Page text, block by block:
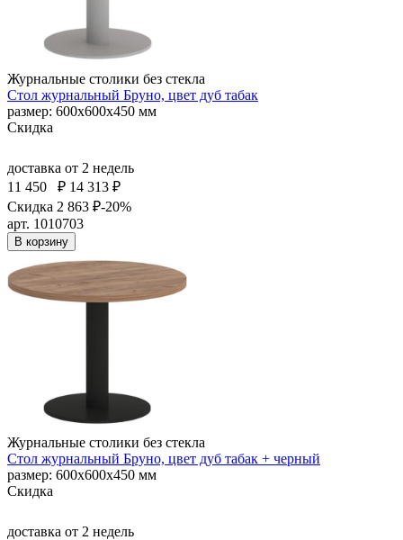
Журнальные столики без стекла
Стол журнальный Бруно, цвет дуб табак
размер: 600х600х450 мм
Скидка
доставка от 2 недель
11 450
₽ 14 313 ₽
Скидка 2 863 ₽-20%
арт. 1010703
В корзину
Журнальные столики без стекла
Стол журнальный Бруно, цвет дуб табак + черный
размер: 600х600х450 мм
Скидка
доставка от 2 недель